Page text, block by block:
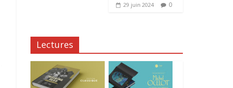
29 juin 2024 0
Lectures